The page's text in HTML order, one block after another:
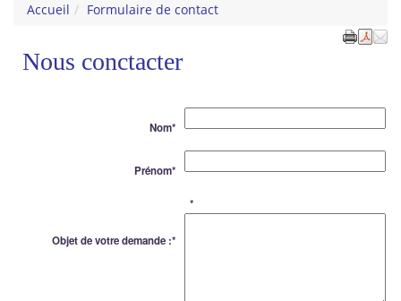
Accueil Formulaire de contact
Nous conctacter
Nom*
Prénom*
Objet de votre demande :*
*